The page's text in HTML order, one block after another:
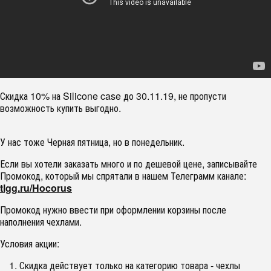
Скидка 10% на Silicone case до 30.11.19, не пропусти
возможность купить выгодно.
У нас тоже Черная пятница, но в понедельник.
Если вы хотели заказать много и по дешевой цене, записывайте
Промокод, который мы спрятали в нашем Телеграмм канале:
tlgg.ru/Hocorus
Промокод нужно ввести при оформлении корзины после
наполнения чехлами.
Условия акции:
Скидка действует только на категорию товара - чехлы